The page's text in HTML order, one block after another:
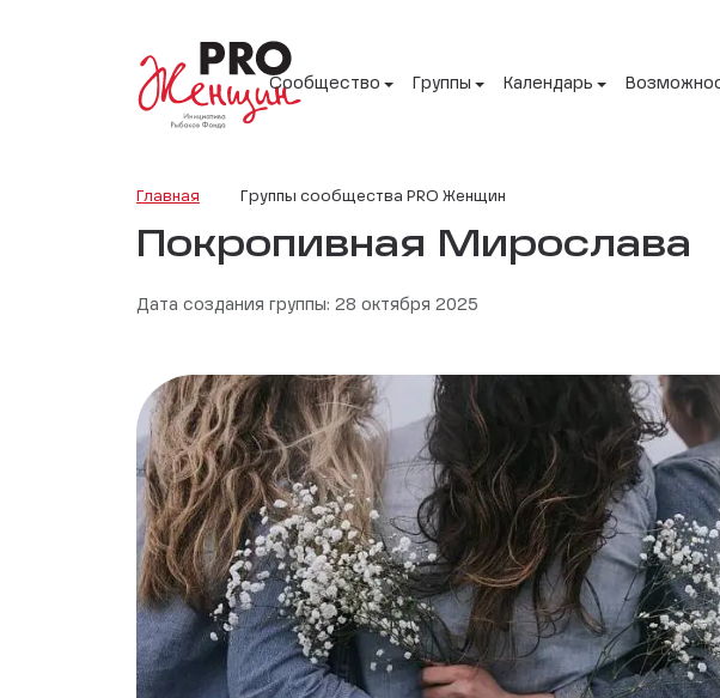
Сообщество Группы Календарь
Главная Группы сообщества PRO Женщин
Покропивная Мирослава
Дата создания группы: 28 октября 2025